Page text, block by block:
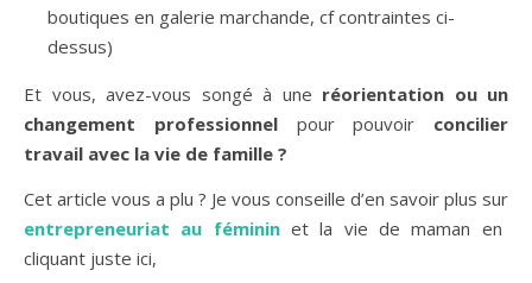
boutiques en galerie marchande, cf contraintes ci-
dessus)
Et vous, avez-vous songé à une réorientation ou un
changement professionnelpour pouvoir concilier
travail avec la vie de famille ?
Cet article vous a plu ? Je vous conseille d’en savoir plus sur
entrepreneuriat au féminin et la vie de maman en
cliquant juste ici,